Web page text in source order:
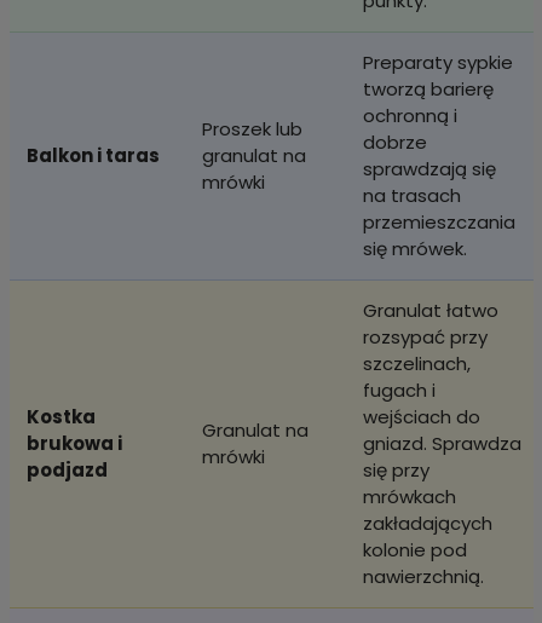
Balkon i taras
Proszek lub
granulat na
mrówki
Preparaty sypkie
tworzą barierę
ochronną i
dobrze
sprawdzają się
na trasach
przemieszczania
się mrówek.
Kostka
brukowa i
podjazd
Granulat na
mrówki
Granulat łatwo
rozsypać przy
szczelinach,
fugach i
wejściach do
gniazd. Sprawdza
się przy
mrówkach
zakładających
kolonie pod
nawierzchnią.